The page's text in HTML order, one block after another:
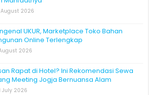
2026
UKUR, Marketplace Toko Bahan
Online Terlengkap
2026
Rapat di Hotel? Ini Rekomendasi Sewa
Meeting Jogja Bernuansa Alam
July 2026